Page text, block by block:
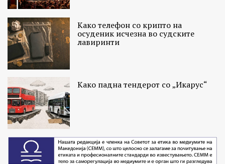
Како телефон со крипто на
осуденик исчезна во судските
лавиринти
Како падна тендерот со „Икарус“